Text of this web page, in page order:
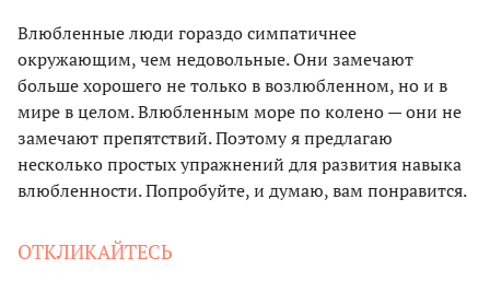
Влюбленные люди гораздо симпатичнее
окружающим, чем недовольные. Они замечают
больше хорошего не только в возлюбленном, но и в
мире в целом. Влюбленным море по колено — они не
замечают препятствий. Поэтому я предлагаю
несколько простых упражнений для развития навыка
влюбленности. Попробуйте, и думаю, вам понравится.
ОТКЛИКАЙТЕСЬ